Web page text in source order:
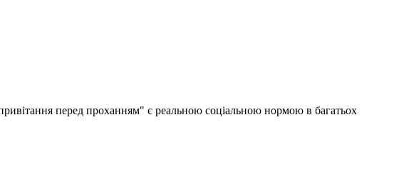
перед проханням" є реальною соціальною нормою в багатьох